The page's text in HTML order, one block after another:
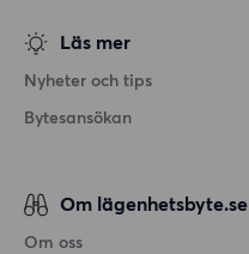
Läs mer
Nyheter och tips
Bytesansökan
Om lägenhetsbyte.se
Om oss